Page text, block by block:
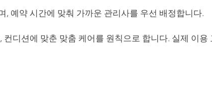
, 예약 시간에 맞춰 가까운 관리사를 우선 배정합니다.
컨디션에 맞춘 맞춤 케어를 원칙으로 합니다. 실제 이용